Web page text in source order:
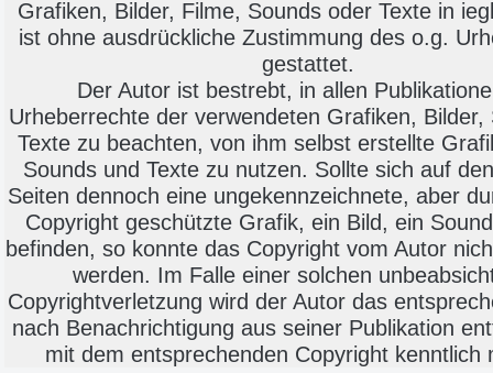
Grafiken, Bilder, Filme, Sounds oder Texte in
ist ohne ausdrückliche Zustimmung des o.g.
gestattet.
Der Autor ist bestrebt, in allen
Urheberrechte der verwendeten Grafiken, Bilder,
Texte zu beachten, von ihm selbst erstellte
Sounds und Texte zu nutzen. Sollte sich auf
Seiten dennoch eine ungekennzeichnete, aber
Copyright geschützte Grafik, ein Bild, ein
befinden, so konnte das Copyright vom Autor
werden. Im Falle einer solchen
Copyrightverletzung wird der Autor das
nach Benachrichtigung aus seiner Publikation
mit dem entsprechenden Copyright kenntlich